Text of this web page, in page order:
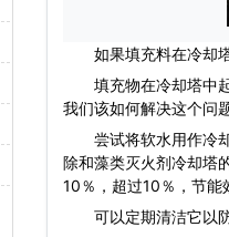
如果填充料在冷却塔
填充物在冷却塔中起
我们该如何解决这个问
尝试将软水用作冷却
除和藻类灭火剂冷却塔
10％，超过10％，节能
可以定期清洁它以防